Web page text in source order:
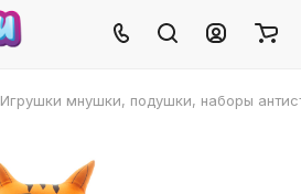
Игрушки мнушки, подушки, наборы